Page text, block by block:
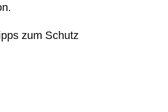
zum Schutz